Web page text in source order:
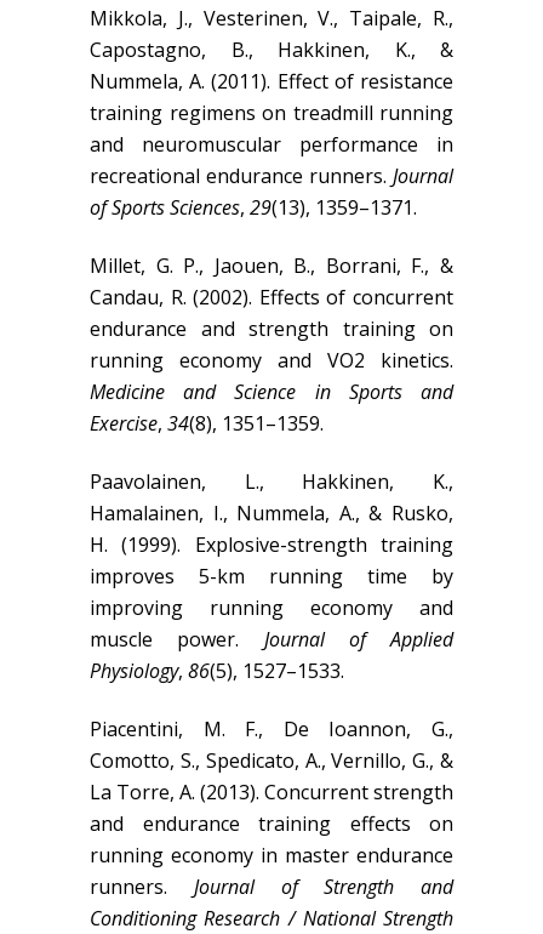
Mikkola, J., Vesterinen, V., Taipale, R.,
Capostagno, B., Hakkinen, K., &
Nummela, A. (2011). Effect of resistance
training regimens on treadmill running
and neuromuscular performance in
recreational endurance runners. Journal
of Sports Sciences, 29(13), 1359–1371.
Millet, G. P., Jaouen, B., Borrani, F., &
Candau, R. (2002). Effects of concurrent
endurance and strength training on
running economy and VO2 kinetics.
Medicine and Science in Sports and
Exercise, 34(8), 1351–1359.
Paavolainen, L., Hakkinen, K.,
Hamalainen, I., Nummela, A., & Rusko,
H. (1999). Explosive-strength training
improves 5-km running time by
improving running economy and
muscle power. Journal of Applied
Physiology, 86(5), 1527–1533.
Piacentini, M. F., De Ioannon, G.,
Comotto, S., Spedicato, A., Vernillo, G., &
La Torre, A. (2013). Concurrent strength
and endurance training effects on
running economy in master endurance
runners. Journal of Strength and
Conditioning Research / National Strength